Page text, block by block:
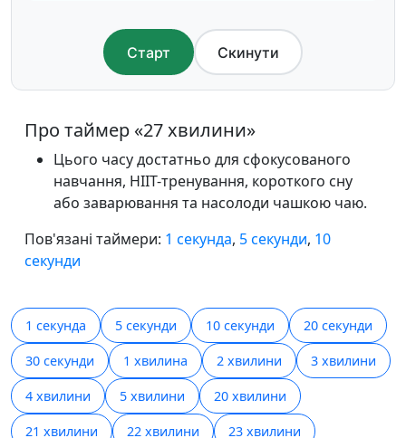
Старт Скинути
Про таймер «27 хвилини»
Цього часу достатньо для сфокусованого
навчання, HIIT-тренування, короткого сну
або заварювання та насолоди чашкою чаю.
Пов'язані таймери: 1 секунда, 5 секунди, 10
секунди
1 секунда 5 секунди 10 секунди 20 секунди
30 секунди 1 хвилина 2 хвилини 3 хвилини
4 хвилини 5 хвилини 20 хвилини
21 хвилини 22 хвилини 23 хвилини